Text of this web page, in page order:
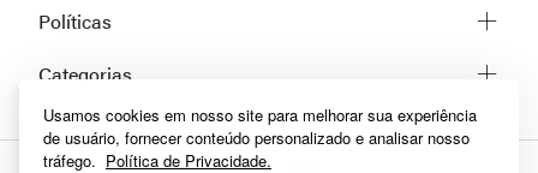
Usamos cookies em nosso site para melhorar sua experiência
de usuário, fornecer conteúdo personalizado e analisar nosso
tráfego. Política de Privacidade.
Sobre a She
Fale conosco
Políticas
Trocas e Devoluções
Políticas de privacidade
Dúvidas frequentes
Categorias
Lingerie
Homewear